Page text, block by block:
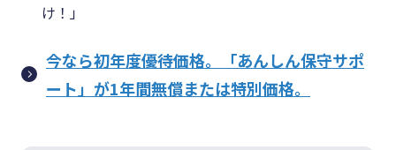
け！」
今なら初年度優待価格。「あんしん保守サポ
ート」が1年間無償または特別価格。